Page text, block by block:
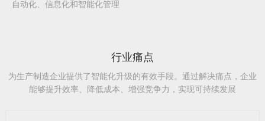
自动化、信息化和智能化管理
行业痛点
为生产制造企业提供了智能化升级的有效手段。通过解决痛点，企业
能够提升效率、降低成本、增强竞争力，实现可持续发展